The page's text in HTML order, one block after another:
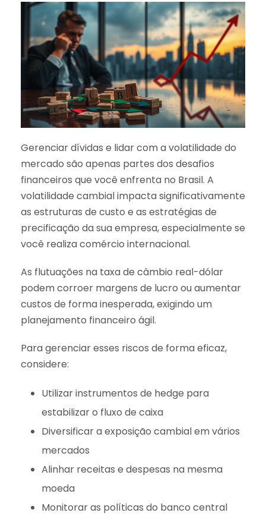
Gerenciar dívidas e lidar com a volatilidade do
mercado são apenas partes dos desafios
financeiros que você enfrenta no Brasil. A
volatilidade cambial impacta significativamente
as estruturas de custo e as estratégias de
precificação da sua empresa, especialmente se
você realiza comércio internacional.
As flutuações na taxa de câmbio real-dólar
podem corroer margens de lucro ou aumentar
custos de forma inesperada, exigindo um
planejamento financeiro ágil.
Para gerenciar esses riscos de forma eficaz,
considere:
Utilizar instrumentos de hedge para
estabilizar o fluxo de caixa
Diversificar a exposição cambial em vários
mercados
Alinhar receitas e despesas na mesma
moeda
Monitorar as políticas do banco central